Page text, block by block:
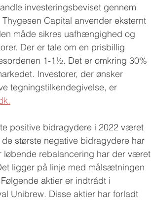
investeringsbeviset gennem
Capital anvender eksternt
måde sikres uafhængighed og
Der er tale om en prisbillig
1-1½. Det er omkring 30%
Investorer, der ønsker
tegningstilkendegivelse, er
positive bidragydere i 2022 været
største negative bidragydere har
rebalancering har der været
ligger på linje med målsætningen
aktier er indtrådt i
Unibrew. Disse aktier har forladt